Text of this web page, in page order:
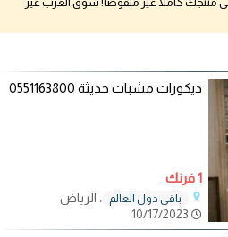
ديكورات مشبات حديثة 0551163800
1 فرنك
باقي دول العالم
، الرياض